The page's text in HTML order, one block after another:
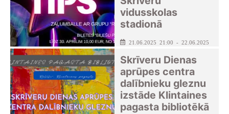
vidusskolas
stadionā
21.06.2025 21:00 - 22.06.2025
Skrīveru kultūras centrs
Skrīveru Dienas
aprūpes centra
dalībnieku gleznu
izstāde Klintaines
pagasta bibliotēkā